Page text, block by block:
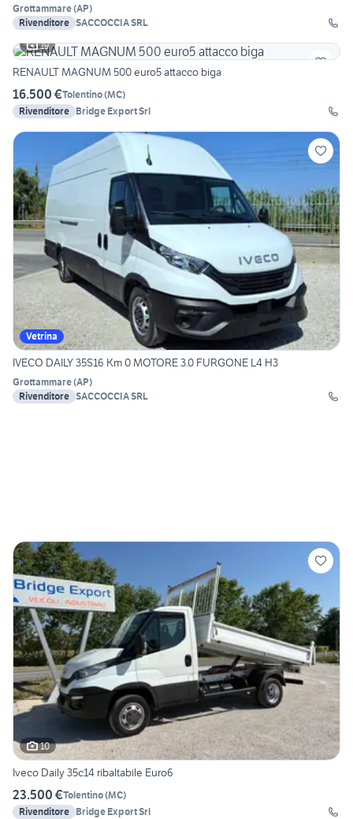
Grottammare(AP)
Rivenditore SACCOCCIA SRL
19
RENAULT MAGNUM 500 euro5 attacco biga
16.500 €Tolentino(MC)
Rivenditore Bridge Export Srl
Vetrina
IVECO DAILY 35S16 Km 0 MOTORE 3.0 FURGONE L4 H3
Grottammare(AP)
Rivenditore SACCOCCIA SRL
10
Iveco Daily 35c14 ribaltabile Euro6
23.500 €Tolentino(MC)
Rivenditore Bridge Export Srl